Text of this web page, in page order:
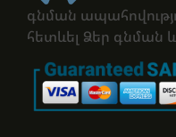
գնման
հետևել Ձեր գնման